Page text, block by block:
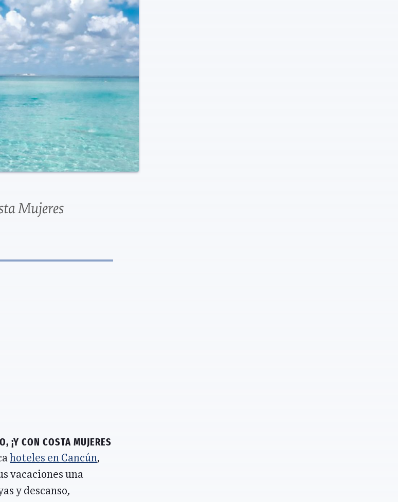
Mujeres
¡y con Costa Mujeres
hoteles en Cancún,
vacaciones una
y descanso,